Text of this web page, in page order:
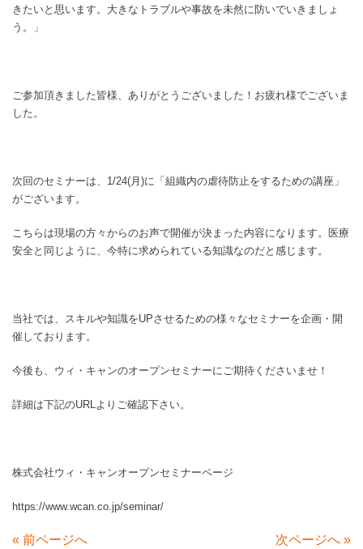
きたいと思います。大きなトラブルや事故を未然に防いでいきましょ
う。」
ご参加頂きました皆様、ありがとうございました！お疲れ様でございま
した。
次回のセミナーは、1/24(月)に「組織内の虐待防止をするための講座」
がございます。
こちらは現場の方々からのお声で開催が決まった内容になります。医療
安全と同じように、今特に求められている知識なのだと感じます。
当社では、スキルや知識をUPさせるための様々なセミナーを企画・開
催しております。
今後も、ウィ・キャンのオープンセミナーにご期待くださいませ！
詳細は下記のURLよりご確認下さい。
株式会社ウィ・キャンオープンセミナーページ
https://www.wcan.co.jp/seminar/
« 前ページへ 次ページへ »